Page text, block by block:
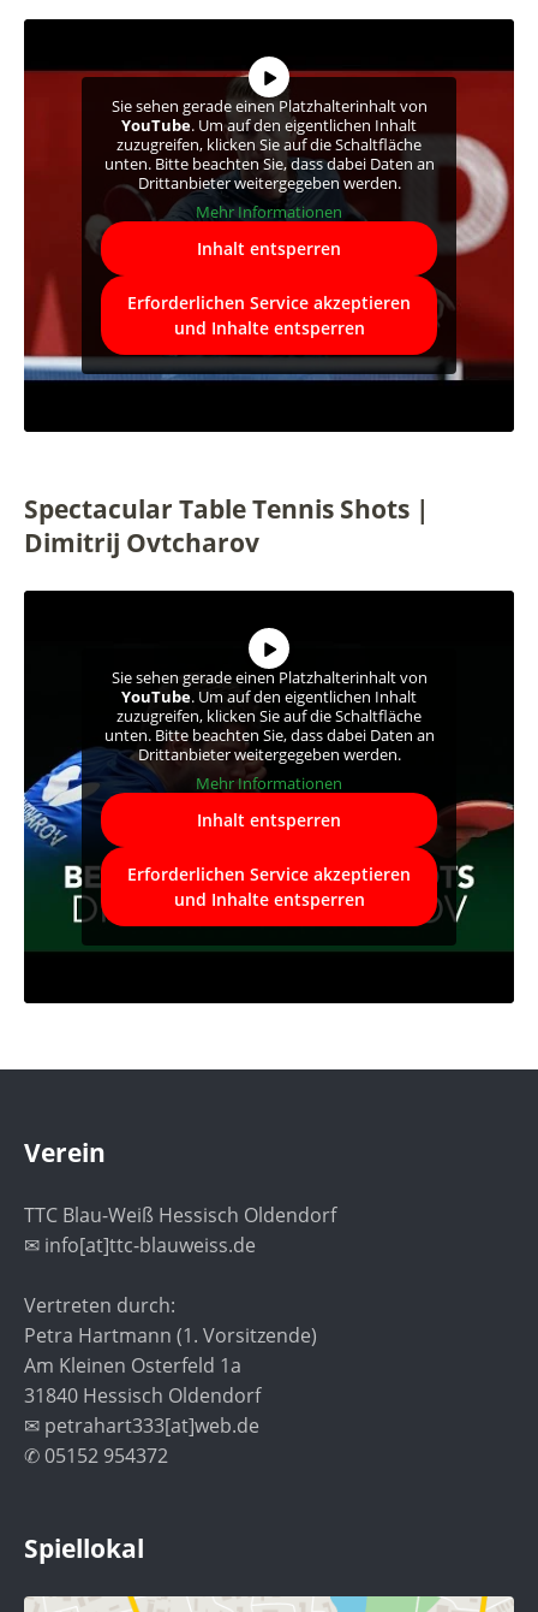
Sie sehen gerade einen Platzhalterinhalt von
YouTube. Um auf den eigentlichen Inhalt
zuzugreifen, klicken Sie auf die Schaltfläche
unten. Bitte beachten Sie, dass dabei Daten an
Drittanbieter weitergegeben werden.
Mehr Informationen
Inhalt entsperren
Erforderlichen Service akzeptieren
und Inhalte entsperren
Spectacular Table Tennis Shots |
Dimitrij Ovtcharov
Sie sehen gerade einen Platzhalterinhalt von
YouTube. Um auf den eigentlichen Inhalt
zuzugreifen, klicken Sie auf die Schaltfläche
unten. Bitte beachten Sie, dass dabei Daten an
Drittanbieter weitergegeben werden.
Mehr Informationen
Inhalt entsperren
Erforderlichen Service akzeptieren
und Inhalte entsperren
Verein
TTC Blau-Weiß Hessisch Oldendorf
✉ info[at]ttc-blauweiss.de
Vertreten durch:
Petra Hartmann (1. Vorsitzende)
Am Kleinen Osterfeld 1a
31840 Hessisch Oldendorf
✉ petrahart333[at]web.de
✆ 05152 954372
Spiellokal